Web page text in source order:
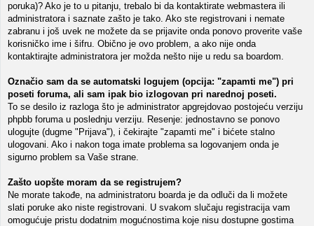
poruka)? Ako je to u pitanju, trebalo bi da kontaktirate webmastera ili
administratora i saznate zašto je tako. Ako ste registrovani i nemate
zabranu i još uvek ne možete da se prijavite onda ponovo proverite vaše
korisničko ime i šifru. Obično je ovo problem, a ako nije onda
kontaktirajte administratora jer možda nešto nije u redu sa boardom.
Označio sam da se automatski logujem (opcija: "zapamti me") pri
poseti foruma, ali sam ipak bio izlogovan pri narednoj poseti.
To se desilo iz razloga što je administrator apgrejdovao postojeću verziju
phpbb foruma u poslednju verziju. Resenje: jednostavno se ponovo
ulogujte (dugme "Prijava"), i čekirajte "zapamti me" i bićete stalno
ulogovani. Ako i nakon toga imate problema sa logovanjem onda je
sigurno problem sa Vaše strane.
Zašto uopšte moram da se registrujem?
Ne morate takođe, na administratoru boarda je da odluči da li možete
slati poruke ako niste registrovani. U svakom slučaju registracija vam
omogućuje pristu dodatnim mogućnostima koje nisu dostupne gostima